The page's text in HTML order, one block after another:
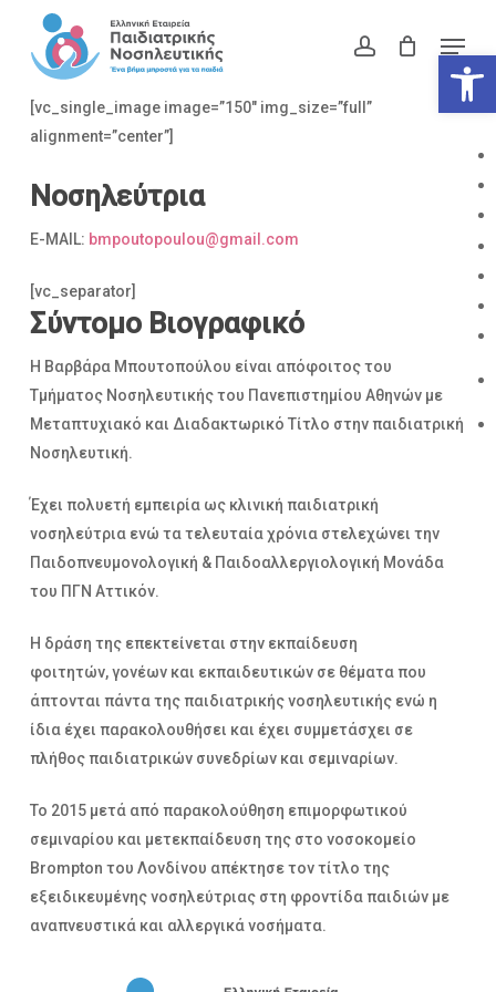
content
account
Menu
[vc_single_image image=”150″ img_size=”full”
alignment=”center”]
Νοσηλεύτρια
E-MAIL: bmpoutopoulou@gmail.com
[vc_separator]
Σύντομο Βιογραφικό
Η Βαρβάρα Μπουτοπούλου είναι απόφοιτος του
Τμήματος Νοσηλευτικής του Πανεπιστημίου Αθηνών με
Μεταπτυχιακό και Διαδακτωρικό Τίτλο στην παιδιατρική
Νοσηλευτική.
Έχει πολυετή εμπειρία ως κλινική παιδιατρική
νοσηλεύτρια ενώ τα τελευταία χρόνια στελεχώνει την
Παιδοπνευμονολογική & Παιδοαλλεργιολογική Μονάδα
του ΠΓΝ Αττικόν.
Η δράση της επεκτείνεται στην εκπαίδευση
φοιτητών, γονέων και εκπαιδευτικών σε θέματα που
άπτονται πάντα της παιδιατρικής νοσηλευτικής ενώ η
ίδια έχει παρακολουθήσει και έχει συμμετάσχει σε
πλήθος παιδιατρικών συνεδρίων και σεμιναρίων.
Το 2015 μετά από παρακολούθηση επιμορφωτικού
σεμιναρίου και μετεκπαίδευση της στο νοσοκομείο
Brompton του Λονδίνου απέκτησε τον τίτλο της
εξειδικευμένης νοσηλεύτριας στη φροντίδα παιδιών με
αναπνευστικά και αλλεργικά νοσήματα.
Close
Menu